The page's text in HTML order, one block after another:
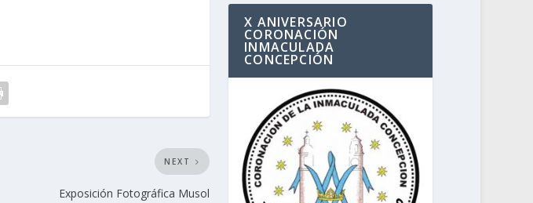
NEXT
Exposición Fotográfica Musol
X ANIVERSARIO
CORONACIÓN
INMACULADA
CONCEPCIÓN